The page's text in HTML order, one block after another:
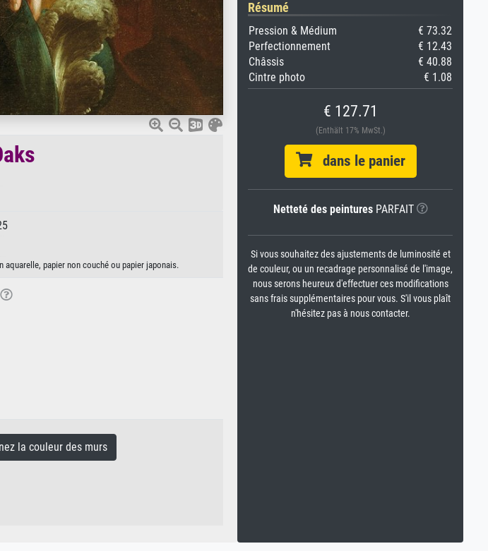
papier non couché ou papier japonais.
la couleur des murs
Résumé
Pression & Médium
€ 73.32
Perfectionnement
€ 12.43
Châssis
€ 40.88
Cintre photo
€ 1.08
€ 127.71
(Enthält 17% MwSt.)
dans le panier
Netteté des peinturesPARFAIT
Si vous souhaitez des ajustements de luminosité et
de couleur, ou un recadrage personnalisé de l'image,
nous serons heureux d'effectuer ces modifications
sans frais supplémentaires pour vous. S'il vous plaît
n'hésitez pas à nous contacter.